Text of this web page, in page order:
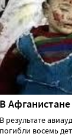
В
В результате
погибли восемь